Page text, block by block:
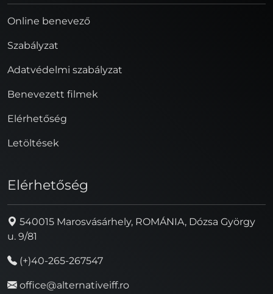
Online benevező
Szabályzat
Adatvédelmi szabályzat
Benevezett filmek
Elérhetőség
Letöltések
Elérhetőség
540015 Marosvásárhely, ROMÁNIA, Dózsa György
u. 9/81
(+)40-265-267547
office@alternativeiff.ro